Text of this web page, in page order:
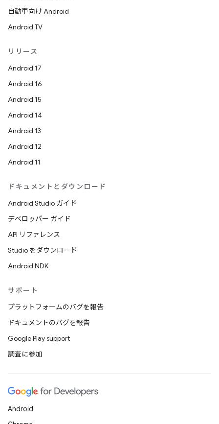
自動車向け Android
Android TV
リリース
Android 17
Android 16
Android 15
Android 14
Android 13
Android 12
Android 11
ドキュメントとダウンロード
Android Studio ガイド
デベロッパー ガイド
API リファレンス
Studio をダウンロード
Android NDK
サポート
プラットフォームのバグを報告
ドキュメントのバグを報告
Google Play support
調査に参加
Android